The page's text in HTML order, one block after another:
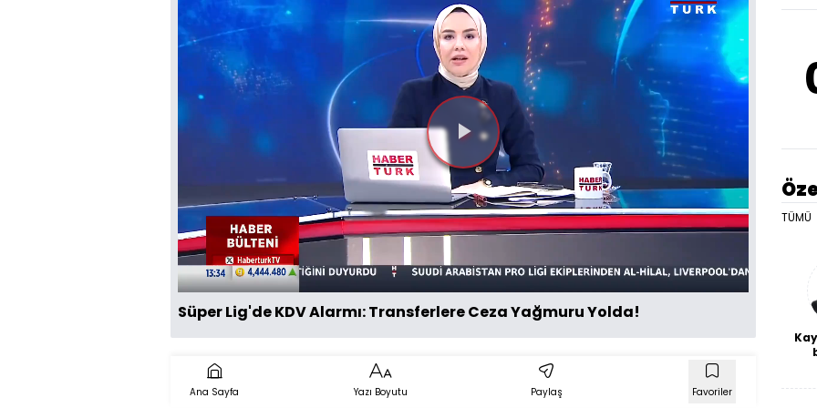
Videoyu
Oynat
Süper Lig'de KDV Alarmı: Transferlere Ceza Yağmuru Yolda!
Ana Sayfa Yazı Boyutu Paylaş Favoriler
TÜMÜ